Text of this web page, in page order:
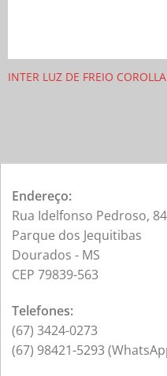
INTER LUZ DE FREIO
Endereço:
Rua Idelfonso Pedroso,
Parque dos Jequitibas
Dourados - MS
CEP 79839-563
Telefones:
(67) 3424-0273
(67) 98421-5293